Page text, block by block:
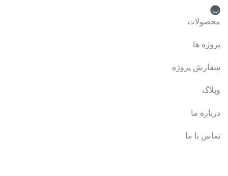
محصولات
پروژه ها
سفارش پروژه
وبلاگ
درباره ما
تماس با ما